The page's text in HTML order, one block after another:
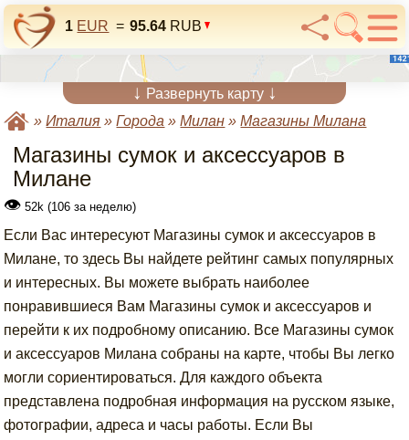
1 EUR = 95.64 RUB
↓ Развернуть карту ↓
»Италия »Города »Милан »Магазины Милана
Магазины сумок и аксессуаров в
Милане
👁 52k (106 за неделю)
Если Вас интересуют Магазины сумок и аксессуаров в
Милане, то здесь Вы найдете рейтинг самых популярных
и интересных. Вы можете выбрать наиболее
понравившиеся Вам Магазины сумок и аксессуаров и
перейти к их подробному описанию. Все Магазины сумок
и аксессуаров Милана собраны на карте, чтобы Вы легко
могли сориентироваться. Для каждого объекта
представлена подробная информация на русском языке,
фотографии, адреса и часы работы. Если Вы